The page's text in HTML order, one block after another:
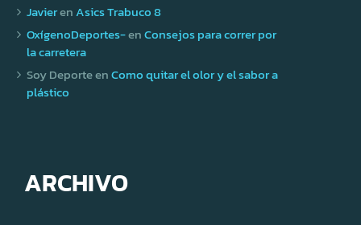
JavierenAsics Trabuco 8
OxígenoDeportes-enConsejos para correr por
la carretera
Soy DeporteenComo quitar el olor y el sabor a
plástico
ARCHIVO